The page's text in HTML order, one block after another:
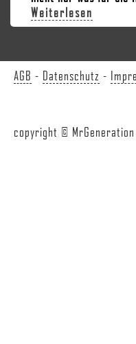
Weiterlesen
AGB - Datenschutz -
copyright ©